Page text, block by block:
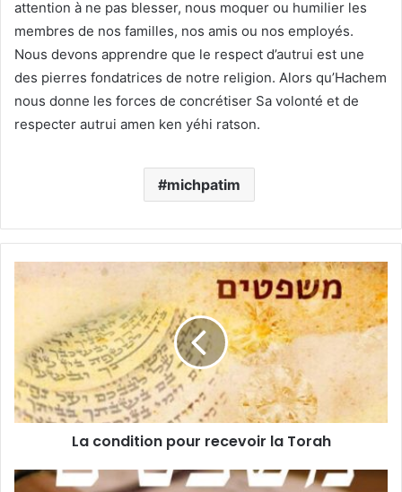
attention à ne pas blesser, nous moquer ou humilier les
membres de nos familles, nos amis ou nos employés.
Nous devons apprendre que le respect d’autrui est une
des pierres fondatrices de notre religion. Alors qu’Hachem
nous donne les forces de concrétiser Sa volonté et de
respecter autrui amen ken yéhi ratson.
michpatim
La condition pour recevoir la Torah